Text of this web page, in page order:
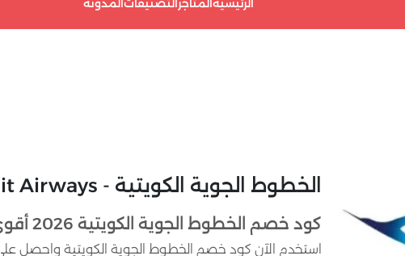
الرئيسيةالمتاجرالتصنيفاتالمدونة
الخطوط الجوية الكويتية - Kuwait Airways
كود خصم الخطوط الجوية الكويتية 2026 أقوى أكواد Kuwait Airways حتى 50%